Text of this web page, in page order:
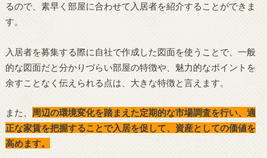
るので、素早く部屋に合わせて入居者を紹介することができま
す。
入居者を募集する際に自社で作成した図面を使うことで、一般
的な図面だと分かりづらい部屋の特徴や、魅力的なポイントを
余すことなく伝えられる点は、大きな特徴と言えます。
また、
周辺の環境変化を踏まえた定期的な市場調査を行い、適
正な家賃を把握することで入居を促して、資産としての価値を
高めます。